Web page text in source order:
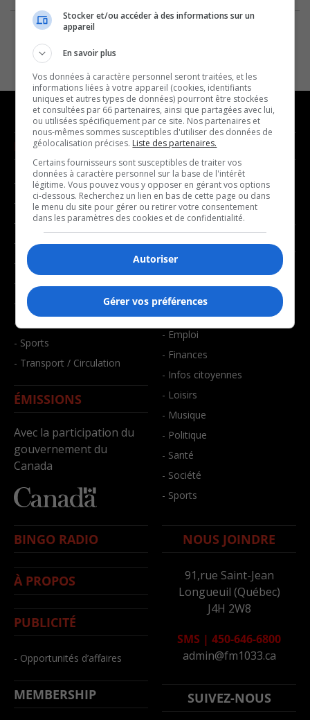
NOUVELLES
- Affaires municipales
- Communauté / Social
- Culture
- Économie
- Éducation
- Environnement
- Faits divers
- Santé et bien-être
- Sports
- Transport / Circulation
ÉMISSIONS
Avec la participation du
gouvernement du
Canada
MUSIQUE
- Décompte franco
- Joué récemment
BALADOS
- Affaires
- Art de vivre
- Bien-être
- Emploi
- Finances
- Infos citoyennes
- Loisirs
- Musique
- Politique
- Santé
- Société
- Sports
BINGO RADIO
À PROPOS
PUBLICITÉ
- Opportunités d’affaires
MEMBERSHIP
NOUS JOINDRE
91,rue Saint-Jean
Longueuil (Québec)
J4H 2W8
SMS | 450-646-6800
admin@fm1033.ca
SUIVEZ-NOUS
Stocker et/ou accéder à des informations sur un
appareil
En savoir plus
Vos données à caractère personnel seront traitées, et les
informations liées à votre appareil (cookies, identifiants
uniques et autres types de données) pourront être stockées
et consultées par 66 partenaires, ainsi que partagées avec lui,
ou utilisées spécifiquement par ce site. Nos partenaires et
nous-mêmes sommes susceptibles d'utiliser des données de
géolocalisation précises. Liste des partenaires.
Certains fournisseurs sont susceptibles de traiter vos
données à caractère personnel sur la base de l'intérêt
légitime. Vous pouvez vous y opposer en gérant vos options
ci-dessous. Recherchez un lien en bas de cette page ou dans
le menu du site pour gérer ou retirer votre consentement
dans les paramètres des cookies et de confidentialité.
Autoriser
Gérer vos préférences